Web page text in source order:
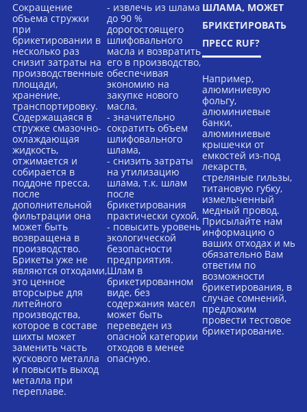
Сокращение
объема стружки
при
брикетировании в
несколько раз
снизит затраты на
производственные
площади,
хранение,
транспортировку.
Содержащаяся в
стружке смазочно-
охлаждающая
жидкость,
отжимается и
собирается в
поддоне пресса,
после
дополнительной
фильтрации она
может быть
возвращена в
производство.
Брикеты уже не
являются отходами,
это ценное
вторсырье для
литейного
производства,
которое в составе
шихты может
заменить часть
кускового металла
и повысить выход
металла при
переплаве.
- извлечь из шлама
до 90 %
дорогостоящего
шлифовального
масла и возвратить
его в производство,
обеспечивая
экономию на
закупке нового
масла,
- значительно
сократить объем
шлифовального
шлама,
- снизить затраты
на утилизацию
шлама, т.к. шлам
после
брикетирования
практически сухой,
- повысить уровень
экологической
безопасности
предприятия.
Шлам в
брикетированном
виде, без
содержания масел
может быть
переведен из
опасной категории
отходов в менее
опасную.
ШЛАМА, МОЖЕТ
БРИКЕТИРОВАТЬ
ПРЕСС RUF?
Например,
алюминиевую
фольгу,
алюминиевые
банки,
алюминиевые
крышечки от
емкостей из-под
лекарств,
стреляные гильзы,
титановую губку,
измельченный
медный провод.
Присылайте нам
информацию о
ваших отходах и мы
обязательно Вам
ответим по
возможности
брикетирования, в
случае сомнений,
предложим
провести тестовое
брикетирование.